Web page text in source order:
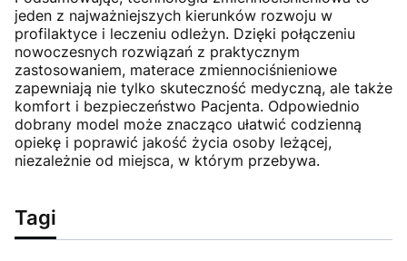
jeden z najważniejszych kierunków rozwoju w
profilaktyce i leczeniu odleżyn. Dzięki połączeniu
nowoczesnych rozwiązań z praktycznym
zastosowaniem, materace zmiennociśnieniowe
zapewniają nie tylko skuteczność medyczną, ale także
komfort i bezpieczeństwo Pacjenta. Odpowiednio
dobrany model może znacząco ułatwić codzienną
opiekę i poprawić jakość życia osoby leżącej,
niezależnie od miejsca, w którym przebywa.
Tagi